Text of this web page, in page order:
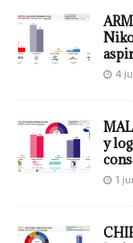
4
y
1